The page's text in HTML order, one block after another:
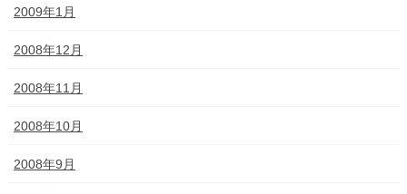
2009年1月
2008年12月
2008年11月
2008年10月
2008年9月